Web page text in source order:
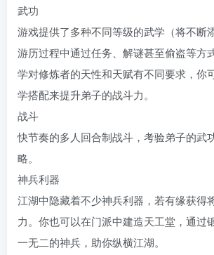
武功
游戏提供了多种不同等级的武学（将不断
游历过程中通过任务、解谜甚至偷盗等方
学对修炼者的天性和天赋有不同要求，你
学搭配来提升弟子的战斗力。
战斗
快节奏的多人回合制战斗，考验弟子的武
略。
神兵利器
江湖中隐藏着不少神兵利器，若有缘获得
力。你也可以在门派中建造天工堂，通过
一无二的神兵，助你纵横江湖。